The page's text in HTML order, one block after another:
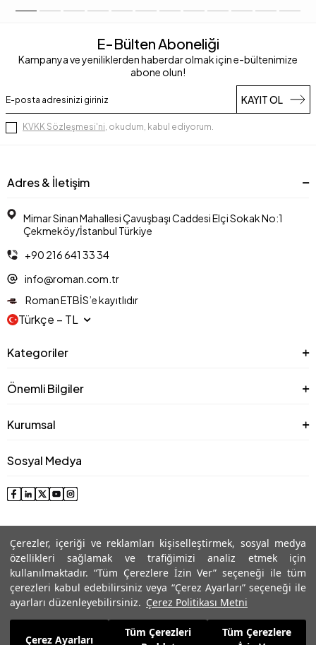
Çerezler, içeriği ve reklamları kişiselleştirmek, sosyal medya
özellikleri sağlamak ve trafiğimizi analiz etmek için
kullanılmaktadır. “Tüm Çerezlere İzin Ver” seçeneği ile tüm
çerezleri kabul edebilirsiniz veya “Çerez Ayarları” seçeneği ile
ayarları düzenleyebilirsiniz. Çerez Politikası Metni
Çerez Ayarları
Tüm Çerezleri
Tüm Çerezlere
2.144,99TL
E-Bülten Aboneliği
Kampanya ve yeniliklerden haberdar olmak için e-bültenimize
abone olun!
KAYIT OL
KVKK Sözleşmesi'ni, okudum, kabul ediyorum.
Adres & İletişim
Mimar Sinan Mahallesi Çavuşbaşı Caddesi Elçi Sokak No:1
Çekmeköy/İstanbul Türkiye
+90 216 641 33 34
info@roman.com.tr
Roman ETBİS’e kayıtlıdır
Türkçe − TL
Kategoriler
Önemli Bilgiler
Kurumsal
Sosyal Medya
© 2025 Roman® Tüm Hakları Saklıdır, İzinsiz kullanılamaz